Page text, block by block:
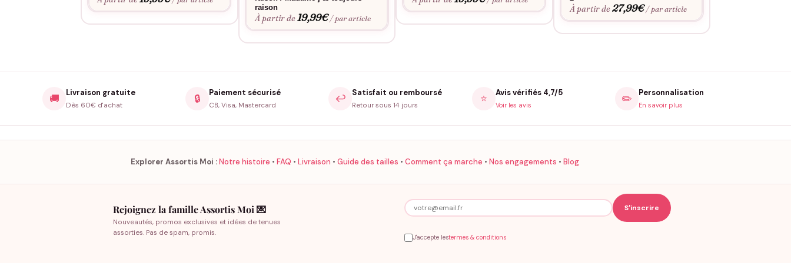
raison
À partir de19,99€ / par article
À partir de27,99€ / par article
🚚 Livraison gratuite
Dès 60€ d'achat
🔒 Paiement sécurisé
CB, Visa, Mastercard
↩️ Satisfait ou remboursé
Retour sous 14 jours
⭐ Avis vérifiés 4,7/5
Voir les avis ✏️ Personnalisation
En savoir plus
Explorer Assortis Moi :Notre histoire • FAQ • Livraison • Guide des tailles • Comment ça marche • Nos engagements • Blog
Rejoignez la famille Assortis Moi 💌
Nouveautés, promos exclusives et idées de tenues
assorties. Pas de spam, promis.
J'accepte lestermes & conditions